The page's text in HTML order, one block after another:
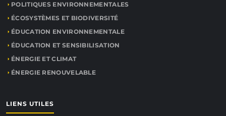
POLITIQUES ENVIRONNEMENTALES
ÉCOSYSTÈMES ET BIODIVERSITÉ
ÉDUCATION ENVIRONNEMENTALE
ÉDUCATION ET SENSIBILISATION
ÉNERGIE ET CLIMAT
ÉNERGIE RENOUVELABLE
LIENS UTILES